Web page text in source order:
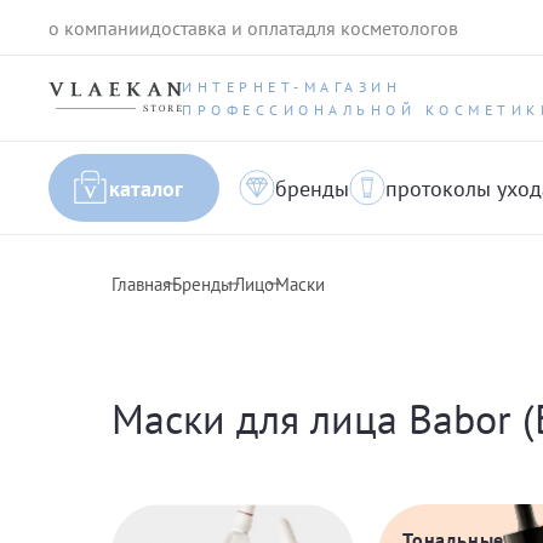
о компаниидоставка и оплатадля косметологов
ИНТЕРНЕТ-МАГАЗИН
ПРОФЕССИОНАЛЬНОЙ
каталог бренды протоколы
ГлавнаяБрендыЛицоМаски
Маски для лица Babor